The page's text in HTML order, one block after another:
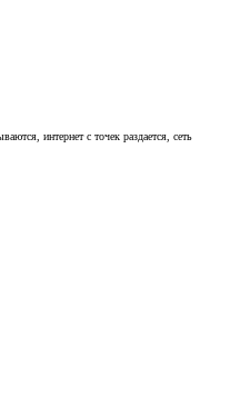
интернет с точек раздается, сеть